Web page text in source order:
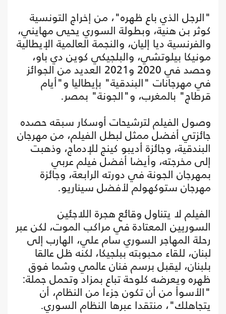
"الرجل الذي باع ظهره"، من إخراج التونسية
كوثر بن هنية، وبطولة السوري يحيى مهايني،
والفرنسية ديا إليان، والنجمة العالمية الإيطالية
مونيكا بيلوتشي، والبلجيكي كوين دي باو،
وحصد في 2020 و2021 العديد من الجوائز
في مهرجانات "البندقية" بإيطاليا و"أيام
قرطاج" بالمغرب، و"الجونة" بمصر.
وصول الفيلم لترشيحات أوسكار سبقه حصده
جائزتي أفضل ممثل لبطل الفيلم، من مهرجان
البندقية، وجائزة أديبو كينج للإدماج، وذهبت
إلى مخرجته، وأيضا أفضل فيلم عربي
بمهرجان الجونة في دورته الرابعة، وجائزة
مهرجان ستوكهولم لأفضل سيناريو.
الفيلم لا يتناول وقائع هجرة اللاجئين
السوريين المعتادة في مراكب الموت، لكن عبر
رحلة المهاجر السوري سام علي، الهارب إلى
لبنان، للقاء محبوبته ببلجيكا، لكنه ظل عالقا
بلبنان، ليقبل برسم فنان عالمي وشما فوق
ظهره ويعرضه كلوحة تباع بمزاد وتحمل جملة:
"الأسوأ من أن تكون جزءا من النظام، أن
يتجاهلك"، منتقدا عبرها النظام السوري.